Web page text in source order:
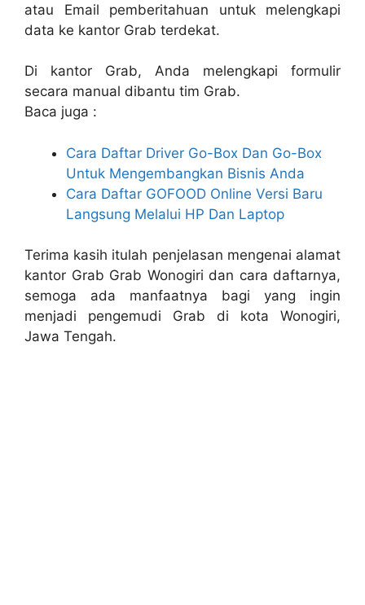
atau Email pemberitahuan untuk melengkapi
data ke kantor Grab terdekat.
Di kantor Grab, Anda melengkapi formulir
secara manual dibantu tim Grab.
Baca juga :
Cara Daftar Driver Go-Box Dan Go-Box
Untuk Mengembangkan Bisnis Anda
Cara Daftar GOFOOD Online Versi Baru
Langsung Melalui HP Dan Laptop
Terima kasih itulah penjelasan mengenai alamat
kantor Grab Grab Wonogiri dan cara daftarnya,
semoga ada manfaatnya bagi yang ingin
menjadi pengemudi Grab di kota Wonogiri,
Jawa Tengah.